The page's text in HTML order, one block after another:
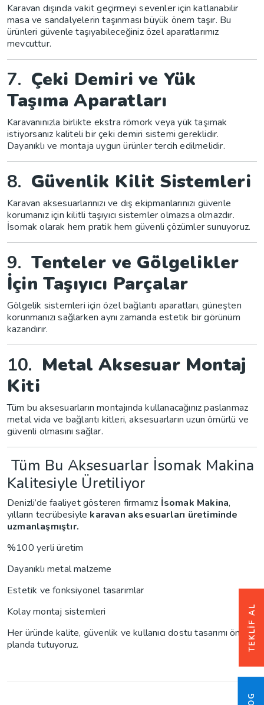
TEKLIF AL
Karavan dışında vakit geçirmeyi sevenler için katlanabilir
masa ve sandalyelerin taşınması büyük önem taşır. Bu
ürünleri güvenle taşıyabileceğiniz özel aparatlarımız
mevcuttur.
7. Çeki Demiri ve Yük
Taşıma Aparatları
Karavanınızla birlikte ekstra römork veya yük taşımak
istiyorsanız kaliteli bir çeki demiri sistemi gereklidir.
Dayanıklı ve montaja uygun ürünler tercih edilmelidir.
8. Güvenlik Kilit Sistemleri
Karavan aksesuarlarınızı ve dış ekipmanlarınızı güvenle
korumanız için kilitli taşıyıcı sistemler olmazsa olmazdır.
İsomak olarak hem pratik hem güvenli çözümler sunuyoruz.
9. Tenteler ve Gölgelikler
İçin Taşıyıcı Parçalar
Gölgelik sistemleri için özel bağlantı aparatları, güneşten
korunmanızı sağlarken aynı zamanda estetik bir görünüm
kazandırır.
10. Metal Aksesuar Montaj
Kiti
Tüm bu aksesuarların montajında kullanacağınız paslanmaz
metal vida ve bağlantı kitleri, aksesuarların uzun ömürlü ve
güvenli olmasını sağlar.
Tüm Bu Aksesuarlar İsomak Makina
Kalitesiyle Üretiliyor
Denizli’de faaliyet gösteren firmamız İsomak Makina,
yılların tecrübesiyle karavan aksesuarları üretiminde
uzmanlaşmıştır.
%100 yerli üretim
Dayanıklı metal malzeme
Estetik ve fonksiyonel tasarımlar
Kolay montaj sistemleri
Her üründe kalite, güvenlik ve kullanıcı dostu tasarımı ön
planda tutuyoruz.